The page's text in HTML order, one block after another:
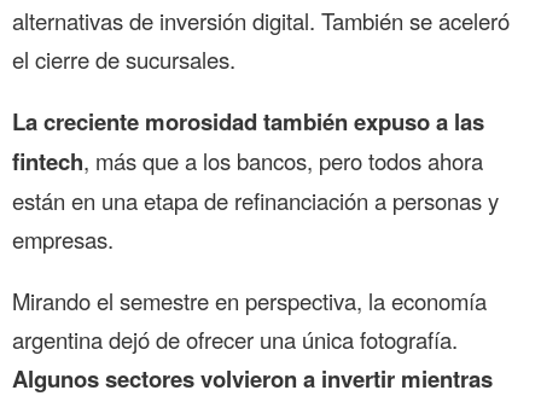
alternativas de inversión digital. También se aceleró
el cierre de sucursales.
La creciente morosidad también expuso a las
fintech, más que a los bancos, pero todos ahora
están en una etapa de refinanciación a personas y
empresas.
Mirando el semestre en perspectiva, la economía
argentina dejó de ofrecer una única fotografía.
Algunos sectores volvieron a invertir mientras